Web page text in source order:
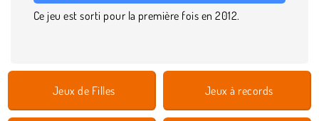
Ce jeu est sorti pour la première fois en 2012.
Jeux de Filles Jeux à records